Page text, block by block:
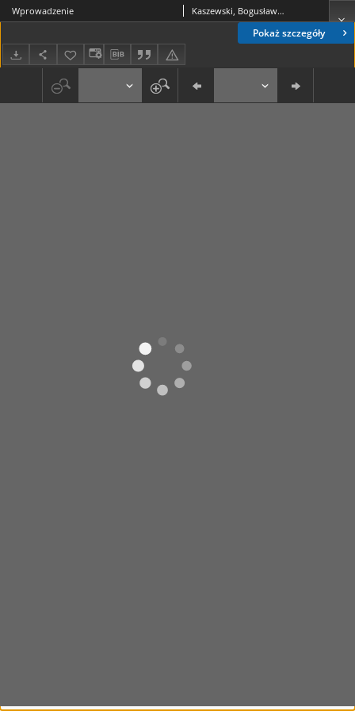
Pokaż szczegóły
Wprowadzenie Kaszewski, Bogusław Michał